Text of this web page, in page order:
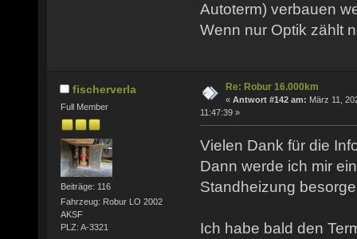
Autoterm) verbauen
Wenn nur Optik zählt
fischerverla
Full Member
Beiträge: 116
Fahrzeug: Robur LO 2002
AKSF
PLZ: A-3321
Re: Robur 16.000km
« Antwort #142 am: März 11,
11:47:39 »
Vielen Dank für die
Dann werde ich mir
Standheizung
Ich habe bald den